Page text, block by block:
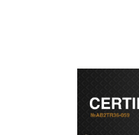
современное